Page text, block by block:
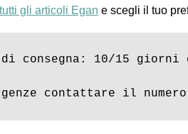
tutti gli articoli Egan e scegli il tuo
di consegna: 10/15 giorni
contattare il